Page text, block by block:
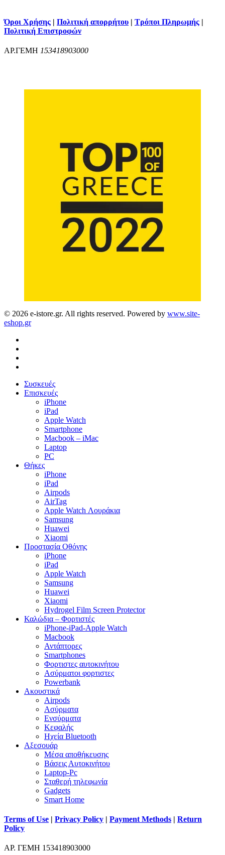
Όροι Χρήσης | Πολιτική απορρήτου | Τρόποι Πληρωμής |
Πολιτική Επιστροφών
ΑΡ.ΓΕΜΗ 153418903000
© 2026 e-istore.gr. All rights reserved. Powered by www.site-
eshop.gr
Close
Menu
Συσκευές
Επισκευές
iPhone
iPad
Apple Watch
Smartphone
Macbook – iMac
Laptop
PC
Θήκες
iPhone
iPad
Airpods
AirTag
Apple Watch Λουράκια
Samsung
Huawei
Xiaomi
Προστασία Οθόνης
iPhone
iPad
Apple Watch
Samsung
Huawei
Xiaomi
Hydrogel Film Screen Protector
Καλώδια – Φορτιστές
iPhone-iPad-Apple Watch
Macbook
Αντάπτορες
Smartphones
Φορτιστες αυτοκινήτου
Ασύρματοι φορτιστες
Powerbank
Ακουστικά
Airpods
Ασύρματα
Ενσύρματα
Κεφαλής
Ηχεία Bluetooth
Αξεσουάρ
Μέσα αποθήκευσης
Βάσεις Αυτοκινήτου
Laptop-Pc
Σταθερή τηλεφωνία
Gadgets
Smart Home
Terms of Use | Privacy Policy | Payment Methods | Return
Policy
ΑΡ. ΓΕΜΗ 153418903000